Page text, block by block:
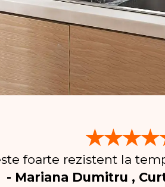
foarte rezistent la
- Mariana Dumitru ,